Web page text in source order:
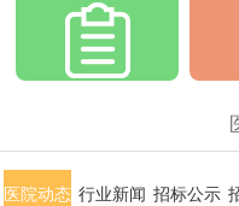
医院动态 行业新闻 招标公示